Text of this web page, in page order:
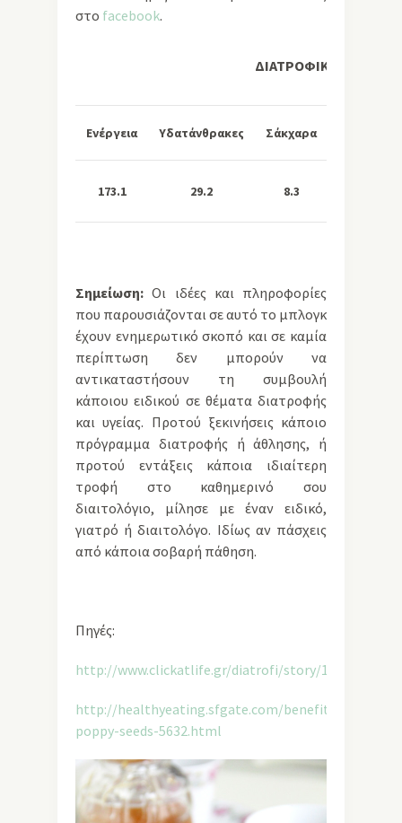
στο facebook.
ΔΙΑΤΡΟΦΙΚΗ ΑΞΙΑ
Ενέργεια Υδατάνθρακες Σάκχαρα
173.1 29.2 8.3
Σημείωση: Οι ιδέες και πληροφορίες
που παρουσιάζονται σε αυτό το μπλογκ
έχουν ενημερωτικό σκοπό και σε καμία
περίπτωση δεν μπορούν να
αντικαταστήσουν τη συμβουλή
κάποιου ειδικού σε θέματα διατροφής
και υγείας. Προτού ξεκινήσεις κάποιο
πρόγραμμα διατροφής ή άθλησης, ή
προτού εντάξεις κάποια ιδιαίτερη
τροφή στο καθημερινό σου
διαιτολόγιο, μίλησε με έναν ειδικό,
γιατρό ή διαιτολόγο. Ιδίως αν πάσχεις
από κάποια σοβαρή πάθηση.
Πηγές:
http://www.clickatlife.gr/diatrofi/story/10875
http://healthyeating.sfgate.com/benefits-
poppy-seeds-5632.html